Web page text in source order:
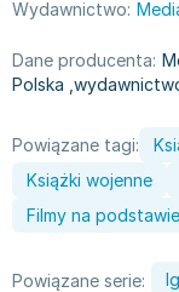
Agata Passent
Michel Moran
Jo Nesbo
Katarzyna Miller
Antoine de Saint
Mark Twain
Wydawnictwo:
Dane producenta:
Polska
Powiązane tagi:
Książki wojenne
Filmy na
Powiązane serie: